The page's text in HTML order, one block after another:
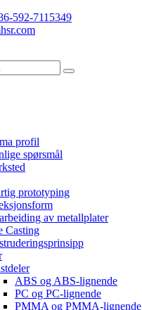
592-7115349
profil
spørsmål
prototyping
av metallplater
Casting
ABS og ABS-lignende
PC og PC-lignende
PMMA og PMMA-lignende